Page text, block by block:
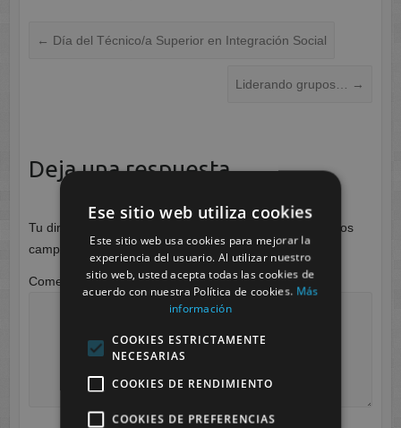
← Día del Técnico/a Superior en Integración Social
Liderando grupos… →
Deja una respuesta
Tu dirección de correo electrónico no será publicada.
Los
campos obligatorios están marcados con*
Comentario*
Ese sitio web utiliza cookies
Este sitio web usa cookies para mejorar la
experiencia del usuario. Al utilizar nuestro
sitio web, usted acepta todas las cookies de
acuerdo con nuestra Política de cookies. Más
información
COOKIES ESTRICTAMENTE
NECESARIAS
COOKIES DE RENDIMIENTO
COOKIES DE PREFERENCIAS